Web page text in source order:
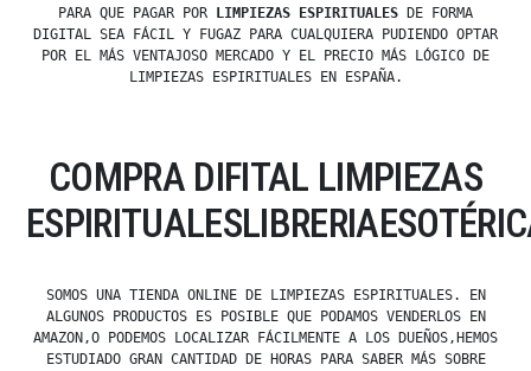
PARA QUE PAGAR POR
LIMPIEZAS ESPIRITUALES DE FORMA
DIGITAL SEA FÁCIL Y FUGAZ PARA CUALQUIERA PUDIENDO OPTAR
POR EL MÁS VENTAJOSO MERCADO Y EL PRECIO MÁS LÓGICO DE
LIMPIEZAS ESPIRITUALES EN ESPAÑA.
COMPRA DIFITAL LIMPIEZAS
SOMOS UNA TIENDA ONLINE DE LIMPIEZAS ESPIRITUALES. EN
ALGUNOS PRODUCTOS ES POSIBLE QUE PODAMOS VENDERLOS EN
AMAZON,O PODEMOS LOCALIZAR FÁCILMENTE A LOS DUEÑOS,HEMOS
ESTUDIADO GRAN CANTIDAD DE HORAS PARA SABER MÁS SOBRE